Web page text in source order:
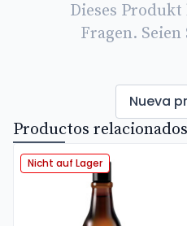
Dieses
Fragen.
Nueva
Productos
Nicht auf Lager